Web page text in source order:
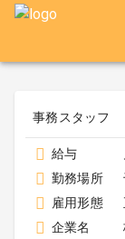
事務スタッフ
給与
勤務場所
雇用形態
企業名